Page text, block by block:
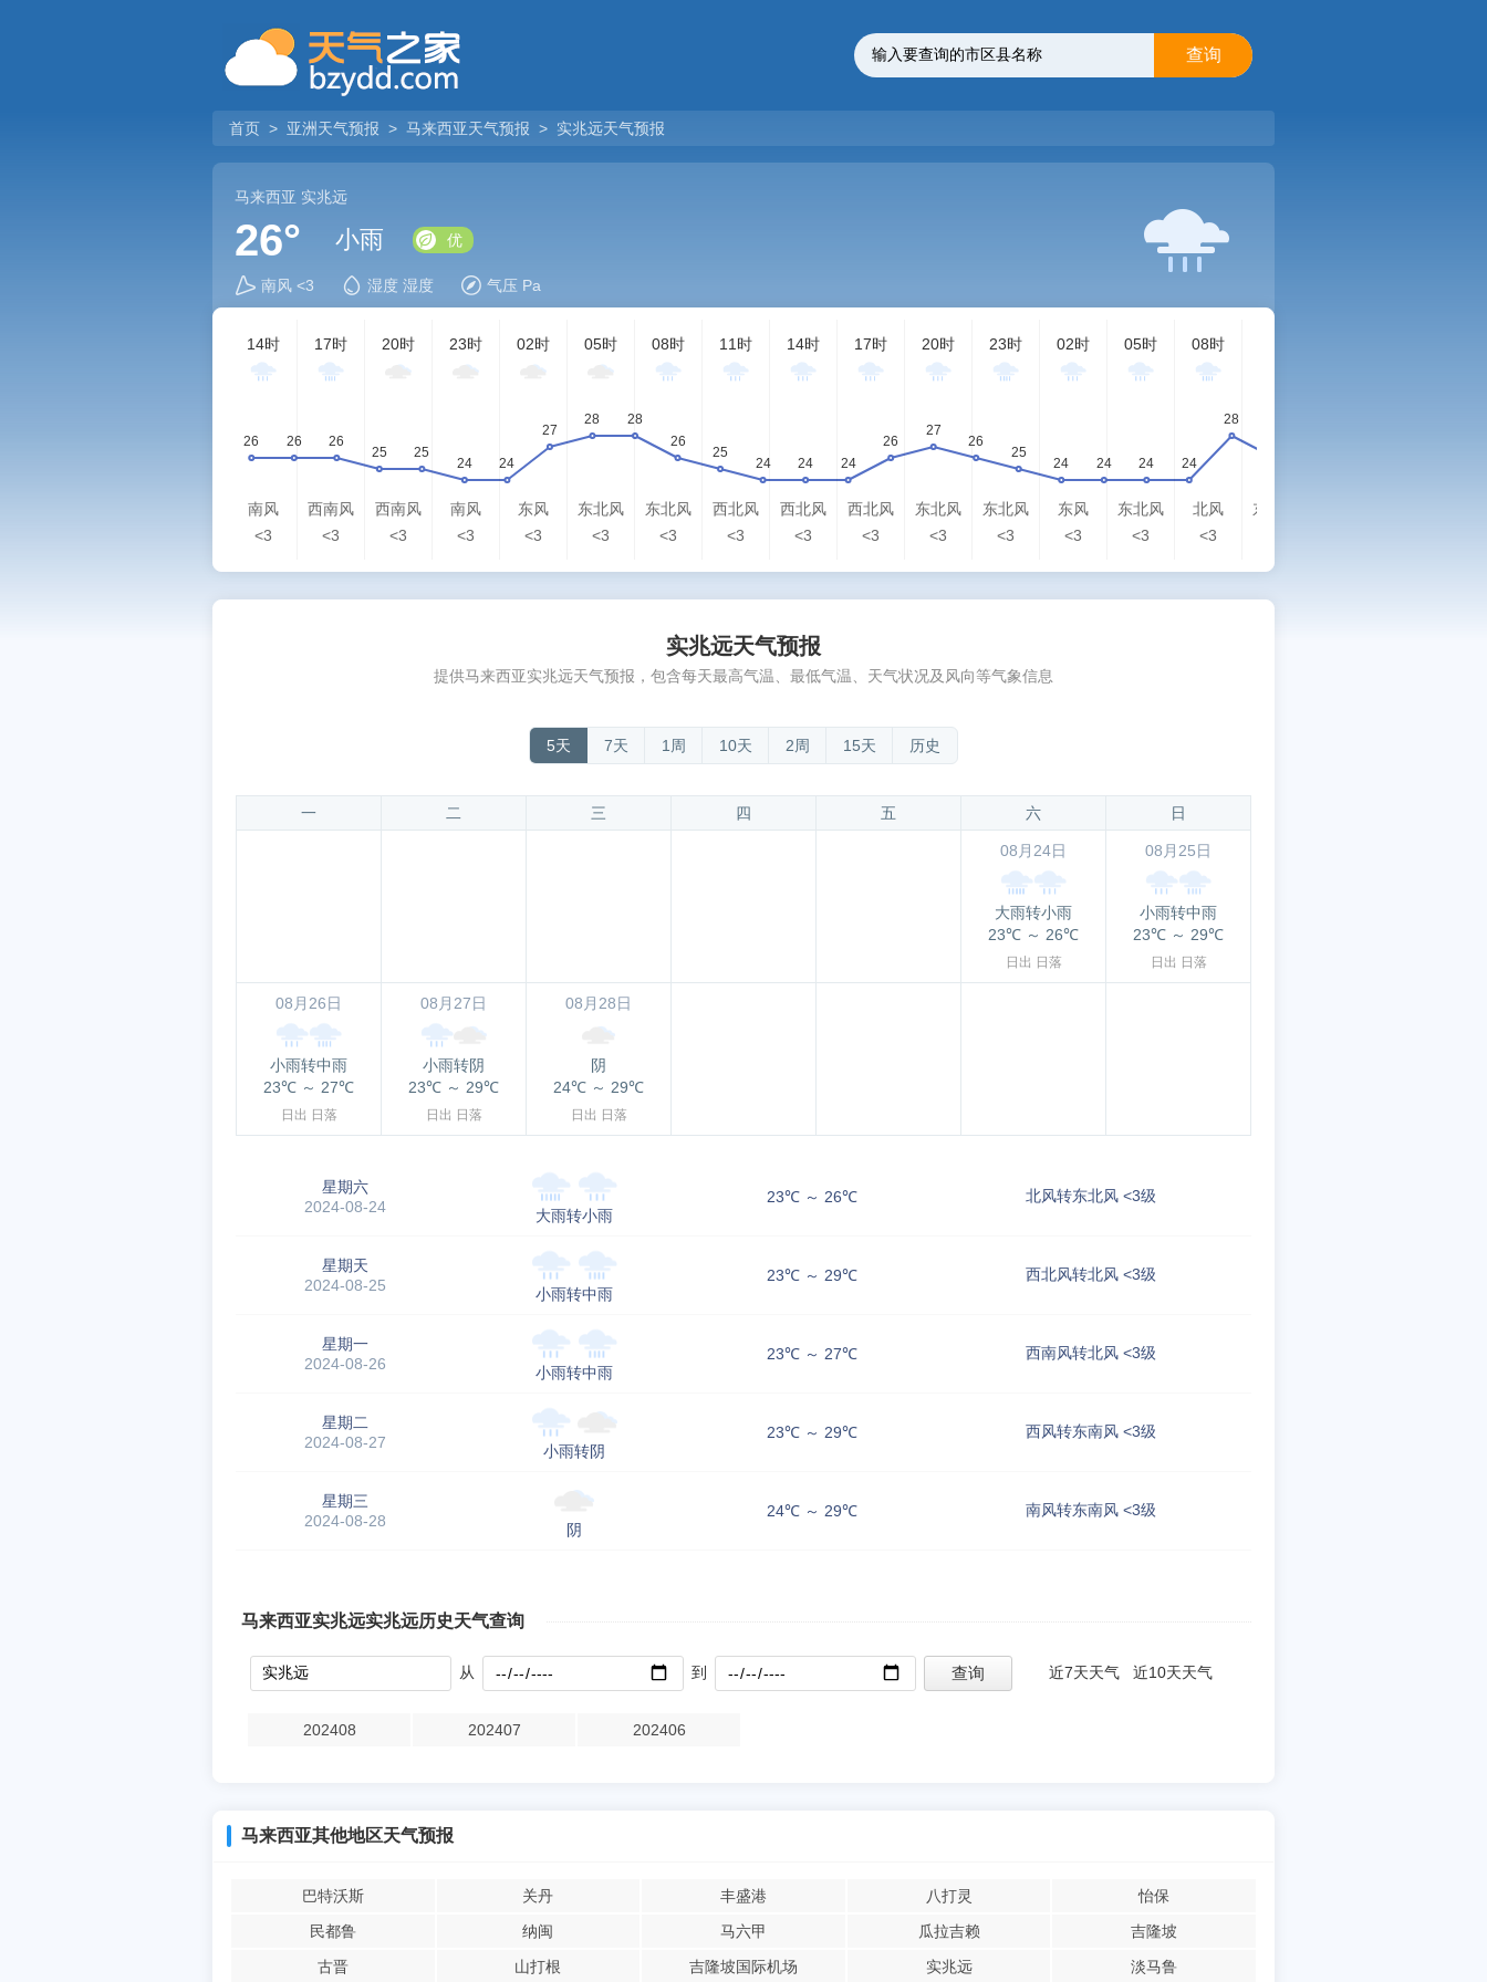
查询
首页 > 亚洲天气预报 > 马来西亚天气预报 > 实兆远天气预报
马来西亚 实兆远
26° 小雨 优
南风 <3 湿度 湿度 气压 Pa
14时
南风
<3
17时
西南风
<3
20时
西南风
<3
23时
南风
<3
02时
东风
<3
05时
东北风
<3
08时
东北风
<3
11时
西北风
<3
14时
西北风
<3
17时
西北风
<3
20时
东北风
<3
23时
东北风
<3
02时
东风
<3
05时
东北风
<3
08时
北风
<3
东南风
实兆远天气预报
提供马来西亚实兆远天气预报，包含每天最高气温、最低气温、天气状况及风向等气象信息
5天 7天 1周 10天 2周 15天 历史
一 二 三 四 五 六 日
08月24日
大雨转小雨
23℃ ～ 26℃
日出 日落
08月25日
小雨转中雨
23℃ ～ 29℃
日出 日落
08月26日
小雨转中雨
23℃ ～ 27℃
日出 日落
08月27日
小雨转阴
23℃ ～ 29℃
日出 日落
08月28日
阴
24℃ ～ 29℃
日出 日落
星期六
2024-08-24
大雨转小雨
23℃ ～ 26℃ 北风转东北风 <3级
星期天
2024-08-25
小雨转中雨
23℃ ～ 29℃ 西北风转北风 <3级
星期一
2024-08-26
小雨转中雨
23℃ ～ 27℃ 西南风转北风 <3级
星期二
2024-08-27
小雨转阴
23℃ ～ 29℃ 西风转东南风 <3级
星期三
2024-08-28
阴
24℃ ～ 29℃ 南风转东南风 <3级
马来西亚实兆远实兆远历史天气查询
从 到 近7天天气 近10天天气
202408 202407 202406
马来西亚其他地区天气预报
巴特沃斯 关丹 丰盛港 八打灵
怡保
民都鲁
纳闽 马六甲 瓜拉吉赖
吉隆坡
古晋
山打根 吉隆坡国际机场 实兆远 淡马鲁